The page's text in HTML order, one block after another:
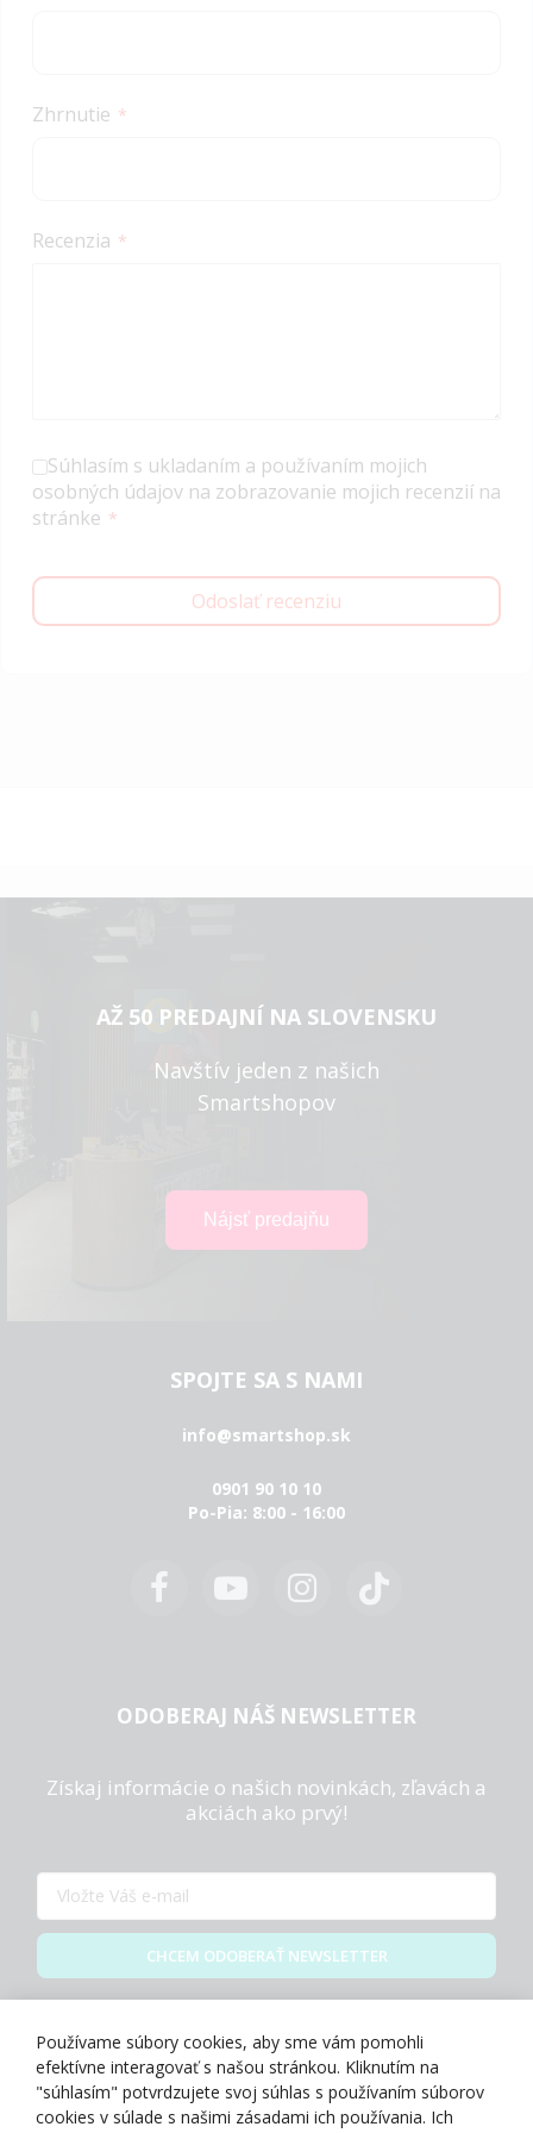
Zhrnutie
Recenzia
Súhlasím s ukladaním a používaním mojich
osobných údajov na zobrazovanie mojich recenzií na
stránke
Odoslať recenziu
AŽ 50 PREDAJNÍ NA SLOVENSKU
Navštív jeden z našich
Smartshopov
SPOJTE SA S NAMI
info@smartshop.sk
0901 90 10 10
Po-Pia: 8:00 - 16:00
ODOBERAJ NÁŠ NEWSLETTER
Získaj informácie o našich novinkách, zľavách a
akciách ako prvý!
CHCEM ODOBERAŤ NEWSLETTER
Používame súbory cookies, aby sme vám pomohli
efektívne interagovať s našou stránkou. Kliknutím na
"súhlasím" potvrdzujete svoj súhlas s používaním súborov
cookies v súlade s našimi zásadami ich používania. Ich